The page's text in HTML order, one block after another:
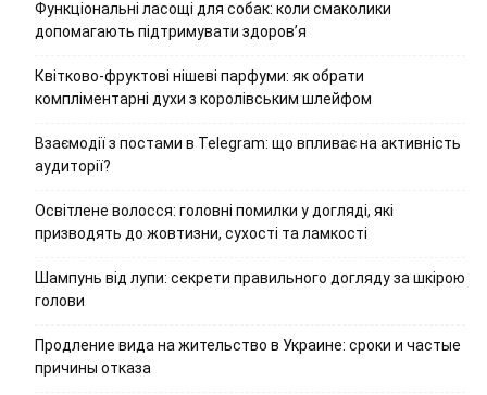
Функціональні ласощі для собак: коли смаколики
допомагають підтримувати здоров’я
Квітково-фруктові нішеві парфуми: як обрати
компліментарні духи з королівським шлейфом
Взаємодії з постами в Telegram: що впливає на активність
аудиторії?
Освітлене волосся: головні помилки у догляді, які
призводять до жовтизни, сухості та ламкості
Шампунь від лупи: секрети правильного догляду за шкірою
голови
Продление вида на жительство в Украине: сроки и частые
причины отказа